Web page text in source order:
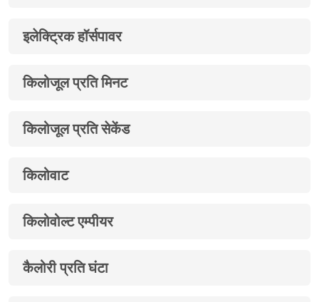
इलेक्ट्रिक हॉर्सपावर
किलोजूल प्रति मिनट
किलोजूल प्रति सेकेंड
किलोवाट
किलोवोल्ट एम्पीयर
कैलोरी प्रति घंटा